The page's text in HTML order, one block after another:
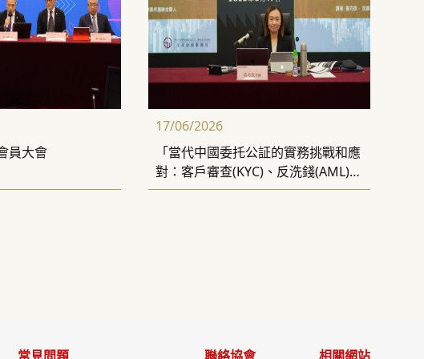
員大會
17/06/2026
「當代中國委托公証的實務挑戰和應
對：客戶審查(KYC)、反洗錢(AML)的
合規風險」講座